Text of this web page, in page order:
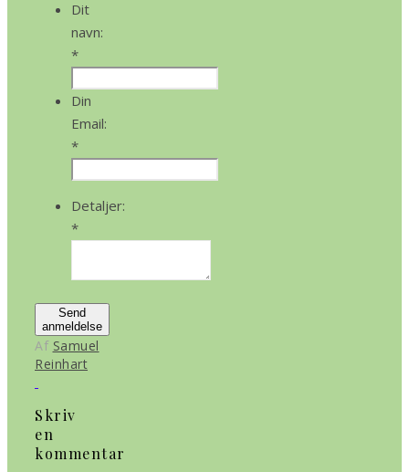
Dit
navn:
*
Din
Email:
*
Detaljer:
*
Send
anmeldelse
Af Samuel
Reinhart
Skriv
en
kommentar